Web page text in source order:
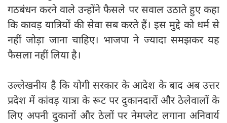
गठबंधन करने वाले उन्होंने फैसले पर सवाल उठाते हुए कहा
कि कावड़ यात्रियों की सेवा सब करते हैं। इस मुद्दे को धर्म से
नहीं जोड़ा जाना चाहिए। भाजपा ने ज्यादा समझकर यह
फैसला नहीं लिया है।
उल्लेखनीय है कि योगी सरकार के आदेश के बाद अब उत्तर
प्रदेश में कांवड़ यात्रा के रूट पर दुकानदारों और ठेलेवालों के
लिए अपनी दुकानों और ठेलों पर नेमप्लेट लगाना अनिवार्य